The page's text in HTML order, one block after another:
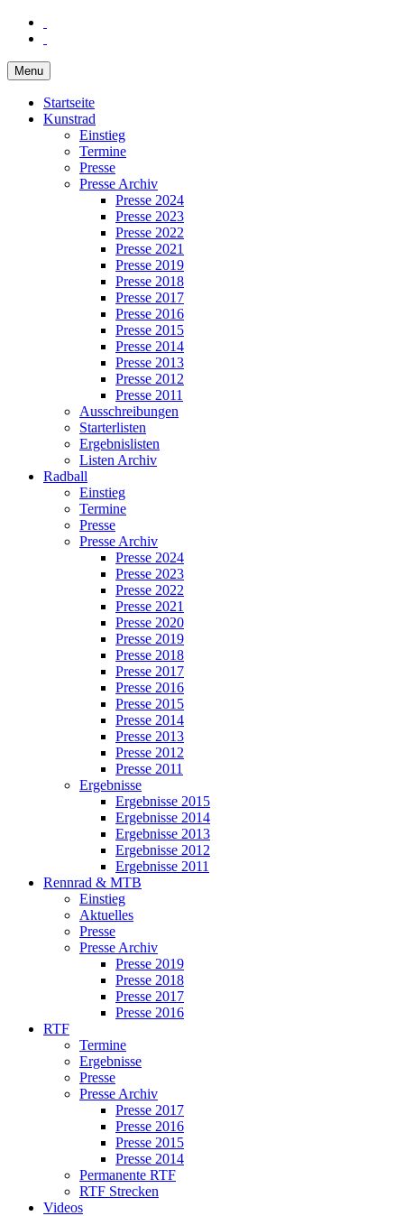
Menu
Startseite
Kunstrad
Einstieg
Termine
Presse
Presse Archiv
Presse 2024
Presse 2023
Presse 2022
Presse 2021
Presse 2019
Presse 2018
Presse 2017
Presse 2016
Presse 2015
Presse 2014
Presse 2013
Presse 2012
Presse 2011
Ausschreibungen
Starterlisten
Ergebnislisten
Listen Archiv
Radball
Einstieg
Termine
Presse
Presse Archiv
Presse 2024
Presse 2023
Presse 2022
Presse 2021
Presse 2020
Presse 2019
Presse 2018
Presse 2017
Presse 2016
Presse 2015
Presse 2014
Presse 2013
Presse 2012
Presse 2011
Ergebnisse
Ergebnisse 2015
Ergebnisse 2014
Ergebnisse 2013
Ergebnisse 2012
Ergebnisse 2011
Rennrad & MTB
Einstieg
Aktuelles
Presse
Presse Archiv
Presse 2019
Presse 2018
Presse 2017
Presse 2016
RTF
Termine
Ergebnisse
Presse
Presse Archiv
Presse 2017
Presse 2016
Presse 2015
Presse 2014
Permanente RTF
RTF Strecken
Videos